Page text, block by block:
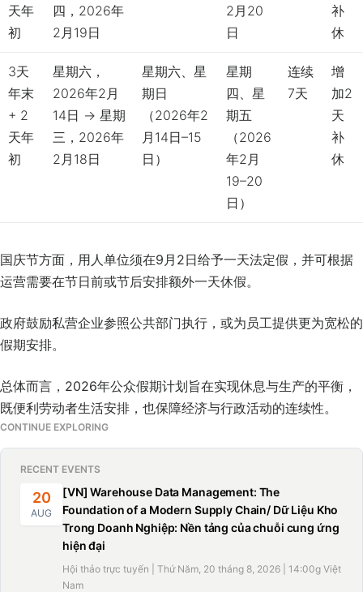
天年
初
四，2026年
2月19日
2月20
日
补
休
3天
年末
+ 2
天年
初
星期六，
2026年2月
14日 → 星期
三，2026年
2月18日
星期六、星
期日
（2026年2
月14日–15
日）
星期
四、星
期五
（2026
年2月
19–20
日）
连续
7天
增
加2
天
补
休
国庆节方面，用人单位须在9月2日给予一天法定假，并可根据
运营需要在节日前或节后安排额外一天休假。
政府鼓励私营企业参照公共部门执行，或为员工提供更为宽松的
假期安排。
总体而言，2026年公众假期计划旨在实现休息与生产的平衡，
既便利劳动者生活安排，也保障经济与行政活动的连续性。
CONTINUE EXPLORING
RECENT EVENTS
20
AUG
[VN] Warehouse Data Management: The
Foundation of a Modern Supply Chain/ Dữ Liệu Kho
Trong Doanh Nghiệp: Nền tảng của chuỗi cung ứng
hiện đại
Hội thảo trực tuyến | Thứ Năm, 20 tháng 8, 2026 | 14:00g Việt
Nam